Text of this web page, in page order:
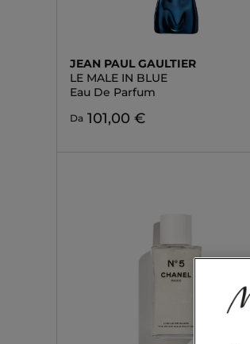
JEAN PAUL GAULTIER
LE MALE IN BLUE
Eau De Parfum
Da 101,00 €